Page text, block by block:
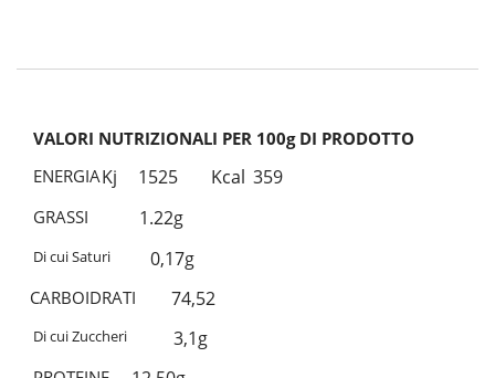
VALORI NUTRIZIONALI PER 100g DI PRODOTTO
ENERGIAKj 1525 Kcal 359
GRASSI 1.22g
Di cui Saturi 0,17g
CARBOIDRATI 74,52
Di cui Zuccheri 3,1g